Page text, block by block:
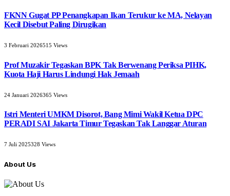
FKNN Gugat PP Penangkapan Ikan Terukur ke MA, Nelayan
Kecil Disebut Paling Dirugikan
3 Februari 2026515 Views
Prof Muzakir Tegaskan BPK Tak Berwenang Periksa PIHK,
Kuota Haji Harus Lindungi Hak Jemaah
24 Januari 2026365 Views
Istri Menteri UMKM Disorot, Bang Mimi Wakil Ketua DPC
PERADI SAI Jakarta Timur Tegaskan Tak Langgar Aturan
7 Juli 2025328 Views
About Us